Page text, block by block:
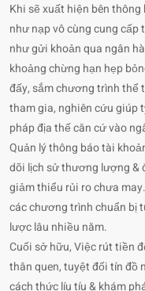
Khi sẽ xuất hiện bên
như nạp vô cùng cung
như gửi khoản qua ngân
khoảng chừng hạn hẹp
đấy, sắm chương trình thể
tham gia, nghiên cứu giúp
pháp địa thế căn cứ vào
Quản lý thông báo tài
dõi lịch sử thương lượng &
giảm thiểu rủi ro chưa
các chương trình chuẩn bị
lược lâu nhiều năm.
Cuối sở hữu, Việc rút tiền
thân quen, tuyệt đối tín đồ
cách thức líu tíu & khám